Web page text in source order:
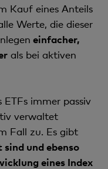
Kauf eines Anteils
Werte, die dieser
einfacher,
als bei aktiven
immer passiv
verwaltet
Fall zu. Es gibt
und ebenso
eines Index